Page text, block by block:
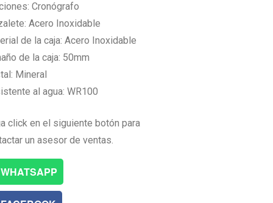
Cronógrafo
Acero Inoxidable
de la caja: Acero Inoxidable
de la caja: 50mm
Mineral
al agua: WR100
click en el siguiente botón para
un asesor de ventas.